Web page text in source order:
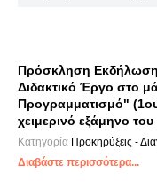
Πρόσκληση
Διδακτικό Έργο στο
Προγραμματισμό"
χειμερινό εξάμηνο
Κατηγορία Προκηρύξεις -
Διαβάστε περισσότερα...